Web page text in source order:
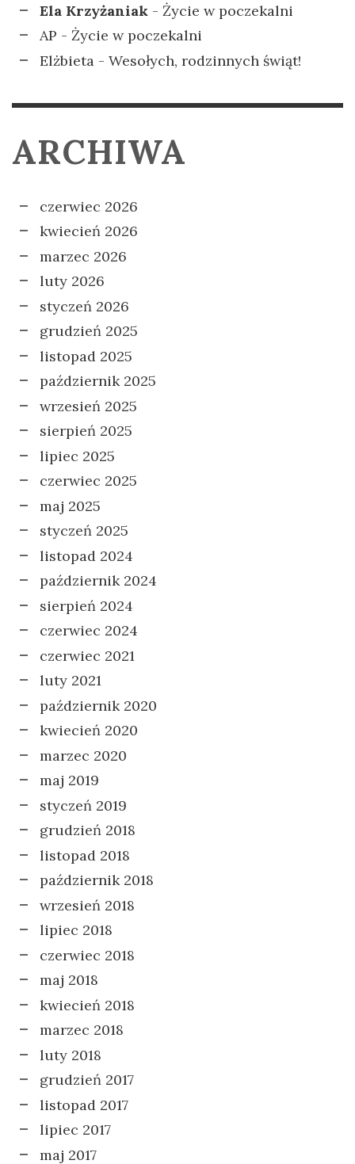
Ela Krzyżaniak - Życie w poczekalni
AP - Życie w poczekalni
Elżbieta - Wesołych, rodzinnych świąt!
ARCHIWA
czerwiec 2026
kwiecień 2026
marzec 2026
luty 2026
styczeń 2026
grudzień 2025
listopad 2025
październik 2025
wrzesień 2025
sierpień 2025
lipiec 2025
czerwiec 2025
maj 2025
styczeń 2025
listopad 2024
październik 2024
sierpień 2024
czerwiec 2024
czerwiec 2021
luty 2021
październik 2020
kwiecień 2020
marzec 2020
maj 2019
styczeń 2019
grudzień 2018
listopad 2018
październik 2018
wrzesień 2018
lipiec 2018
czerwiec 2018
maj 2018
kwiecień 2018
marzec 2018
luty 2018
grudzień 2017
listopad 2017
lipiec 2017
maj 2017